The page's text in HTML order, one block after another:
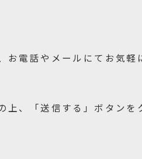
お電話やメールにてお気軽
上、「送信する」ボタンを